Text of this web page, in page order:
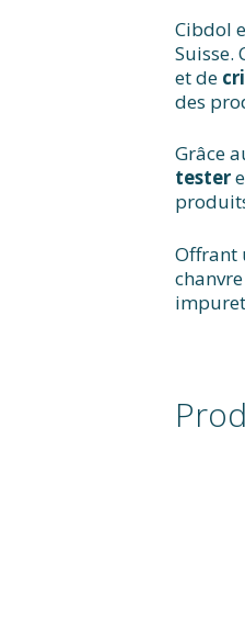
Cibdol
Suisse.
et de
des
Grâce
tester
Offrant
chanvre